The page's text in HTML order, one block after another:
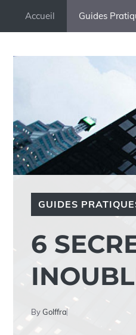
Accueil Guides
GUIDES
6
ByGolffra